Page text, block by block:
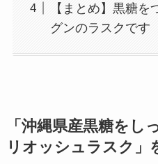
【まとめ】黒糖を
グンのラスクです
「沖縄県産黒糖を
リオッシュラスク」